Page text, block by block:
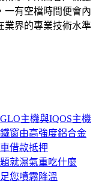
一有空檔時間便會內
業界的專業技術水準
主機與IQOS主機
窗由高強度鋁合金
借款抵押
就濕氣重吃什麼
您噴霧降溫